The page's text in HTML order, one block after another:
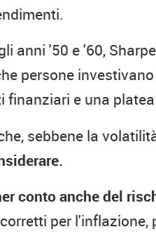
anni '50 e '60,
persone
finanziari e una
sebbene la
conto anche del
per